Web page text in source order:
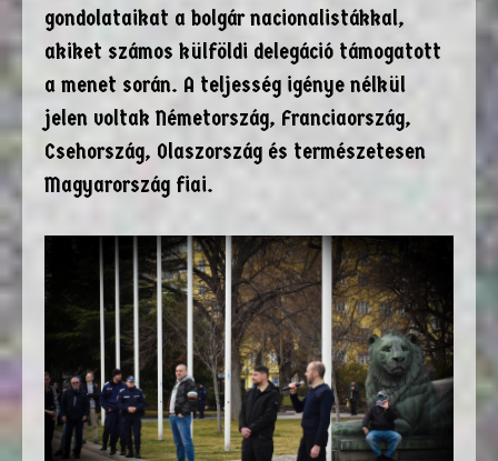
gondolataikat a bolgár nacionalistákkal,
akiket számos külföldi delegáció támogatott
a menet során. A teljesség igénye nélkül
jelen voltak Németország, Franciaország,
Csehország, Olaszország és természetesen
Magyarország fiai.